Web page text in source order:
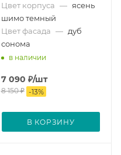
Цвет корпуса — ясень
шимо темный
Цвет фасада — дуб
сонома
в наличии
7 090 ₽/шт
8 150₽ -13%
В КОРЗИНУ